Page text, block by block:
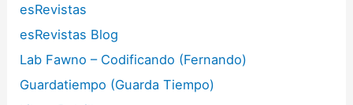
esRevistas
esRevistas Blog
Lab Fawno – Codificando (Fernando)
Guardatiempo (Guarda Tiempo)